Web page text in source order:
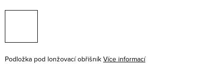
Podložka pod lonžovací obřišník Více informací